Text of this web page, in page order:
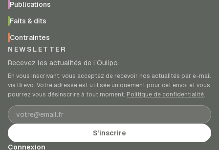
Publications
Faits & dits
Contraintes
NEWSLETTER
Recevez les actualités de l’Oulipo.
En vous inscrivant, vous acceptez de recevoir nos actualités par e-mail
via Brevo. Votre adresse est utilisée uniquement pour cet envoi et vous
pourrez vous désinscrire à tout moment. Politique de confidentialité.
Adresse e-mail
S’inscrire
Connexion